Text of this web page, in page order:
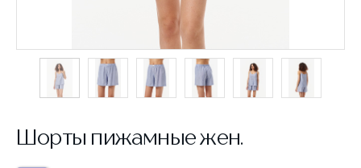
Шорты пижамные жен.